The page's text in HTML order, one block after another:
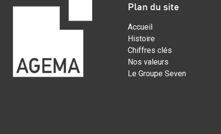
Plan du site
Accueil
Histoire
Chiffres clés
Nos valeurs
Le Groupe Seven